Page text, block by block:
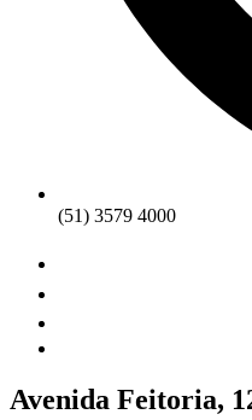
(51) 3579 4000
Avenida Feitoria,